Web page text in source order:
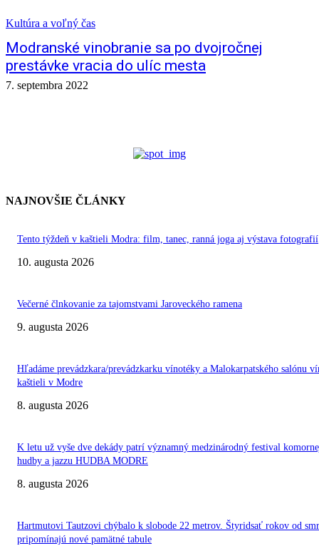
Kultúra a voľný čas
Modranské vinobranie sa po dvojročnej
prestávke vracia do ulíc mesta
7. septembra 2022
NAJNOVŠIE ČLÁNKY
Tento týždeň v kaštieli Modra: film, tanec, ranná joga aj výstava fotografií
10. augusta 2026
Večerné člnkovanie za tajomstvami Jaroveckého ramena
9. augusta 2026
Hľadáme prevádzkara/prevádzkarku vínotéky a Malokarpatského salónu
kaštieli v Modre
8. augusta 2026
K letu už vyše dve dekády patrí významný medzinárodný festival
hudby a jazzu HUDBA MODRE
8. augusta 2026
Hartmutovi Tautzovi chýbalo k slobode 22 metrov. Štyridsať rokov od
pripomínajú nové pamätné tabule